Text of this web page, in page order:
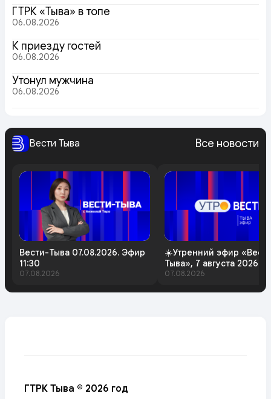
ГТРК «Тыва» в топе
06.08.2026
К приезду гостей
06.08.2026
Утонул мужчина
06.08.2026
Вести Тыва Все новости
Вести-Тыва 07.08.2026. Эфир
11:30
07.08.2026
☀️Утренний эфир
Тыва», 7 августа 2026
07.08.2026
ГТРК Тыва © 2026 год